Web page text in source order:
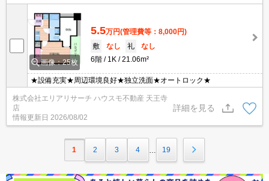
画像：25枚
5.5万円(管理費等：8,000円)
敷
なし 礼
なし
6階
1K 21.06m²
★設備充実★周辺環境良好★独立洗面★オートロック★
株式会社エリアリサーチ ハウスモ不動産 天王寺
店
情報更新日 2026/08/02
詳細を見る
1 2 3 4 19